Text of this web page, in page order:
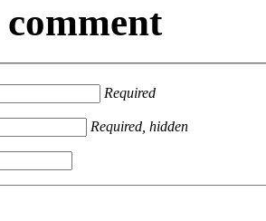
Required
Required, hidden